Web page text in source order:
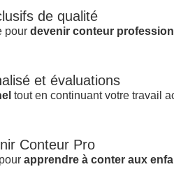
de qualité
pour devenir conteur
et évaluations
tout en continuant votre travail
Conteur Pro
apprendre à conter aux